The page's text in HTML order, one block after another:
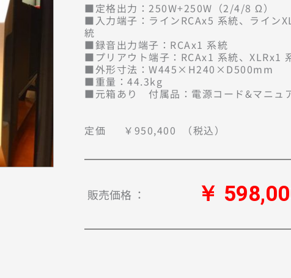
■定格出力：250W+250W（2/4/8 Ω）
■入力端子：ラインRCAx5 系統、ライン
統
■録音出力端子：RCAx1 系統
■プリアウト端子：RCAx1 系統、XLRx1
■外形寸法：W445×H240×D500mm
■重量：44.3kg
■元箱あり　付属品：電源コード&マニュ
定価	￥950,400	（税込）
販売価格 ： ￥